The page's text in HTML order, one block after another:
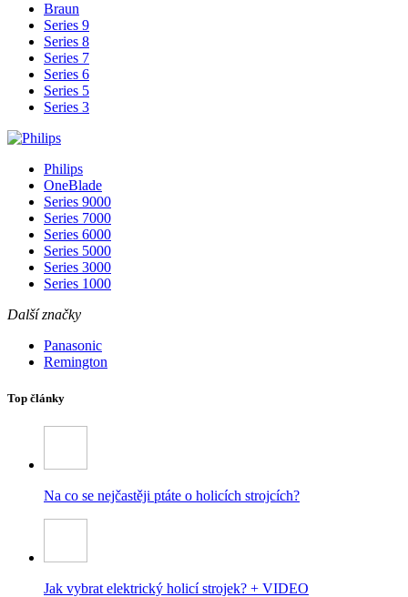
Braun
Series 9
Series 8
Series 7
Series 6
Series 5
Series 3
Philips
OneBlade
Series 9000
Series 7000
Series 6000
Series 5000
Series 3000
Series 1000
Další značky
Panasonic
Remington
Top články
Na co se nejčastěji ptáte o holicích strojcích?
Jak vybrat elektrický holicí strojek? + VIDEO